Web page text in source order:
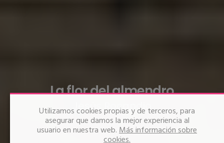
La flor del almendro
Jesús Rocandio
Utilizamos cookies propias y de terceros, para
asegurar que damos la mejor experiencia al
usuario en nuestra web.Más información sobre
cookies.